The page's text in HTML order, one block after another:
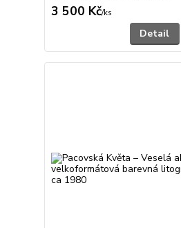
3 500 Kč/ks
Detail